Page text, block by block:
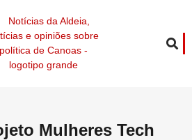
Mulheres Tech